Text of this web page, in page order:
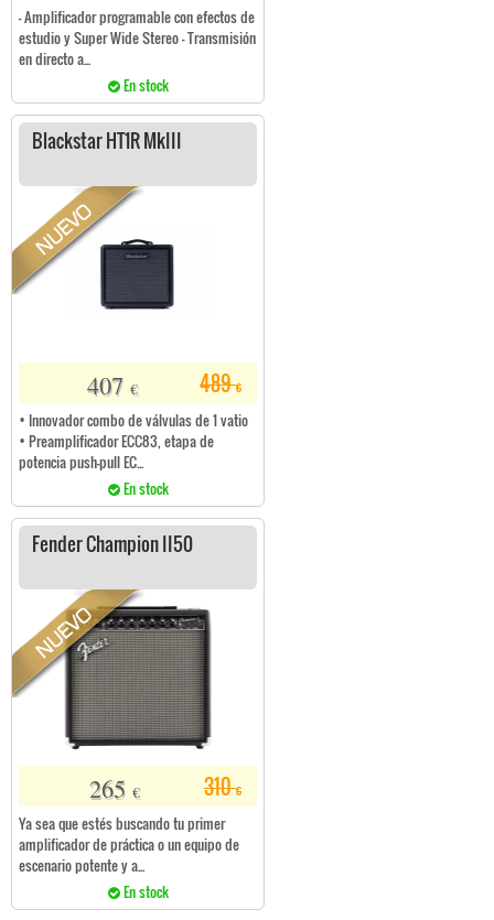
- Amplificador programable con efectos de
estudio y Super Wide Stereo - Transmisión
en directo a...
En stock
Blackstar HT1R MkIII
489€
407 €
• Innovador combo de válvulas de 1 vatio
• Preamplificador ECC83, etapa de
potencia push-pull EC...
En stock
Fender Champion II50
310€
265 €
Ya sea que estés buscando tu primer
amplificador de práctica o un equipo de
escenario potente y a...
En stock